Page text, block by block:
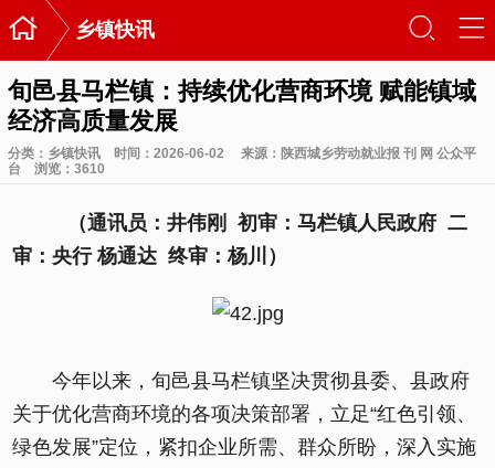
 乡镇快讯 󰃙 󰆉
旬邑县马栏镇：持续优化营商环境 赋能镇域
经济高质量发展
分类： 乡镇快讯 时间：2026-06-02
来源：陕西城乡劳动就业报 刊 网 公众平
台
浏览： 3610
（通讯员：井伟刚 初审：马栏镇人民政府 二
审：央行 杨通达 终审：杨川）
今年以来，旬邑县马栏镇坚决贯彻县委、县政府
关于优化营商环境的各项决策部署，立足“红色引领、
绿色发展”定位，紧扣企业所需、群众所盼，深入实施